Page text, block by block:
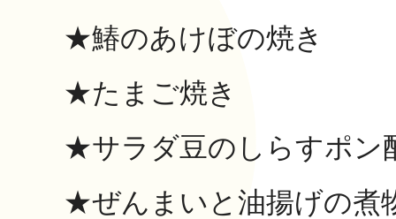
★鰆のあけぼの焼き
★たまご焼き
★サラダ豆のしらすポン
★ぜんまいと油揚げの煮
その他